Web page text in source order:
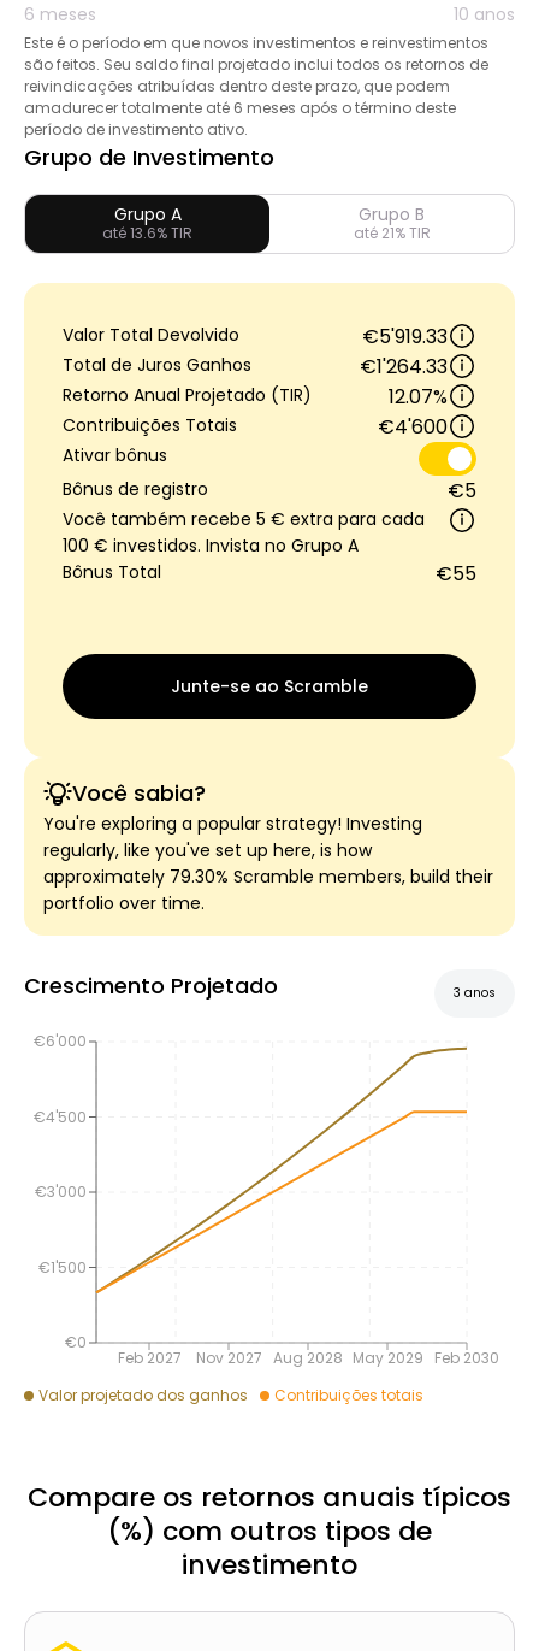
Ajuda
Minha Conta
Obter Financiamento
ask@scrambleup.com
6 meses 10 anos
Este é o período em que novos investimentos e reinvestimentos
são feitos. Seu saldo final projetado inclui todos os retornos de
reivindicações atribuídas dentro deste prazo, que podem
amadurecer totalmente até 6 meses após o término deste
período de investimento ativo.
Grupo de Investimento
Grupo A
até 13.6% TIR
Grupo B
até 21% TIR
Valor Total Devolvido €5'919.33
Total de Juros Ganhos €1'264.33
Retorno Anual Projetado (TIR) 12.07%
Contribuições Totais €4'600
Ativar bônus
Bônus de registro
€5
Você também recebe 5 € extra para cada
100 € investidos. Invista no Grupo A
Bônus Total
€55
Junte-se ao Scramble
Você sabia?
You're exploring a popular strategy! Investing
regularly, like you've set up here, is how
approximately 79.30% Scramble members, build their
portfolio over time.
Crescimento Projetado 3 anos
Feb 2027 Nov 2027 Aug 2028 May 2029 Feb 2030
€0
€1'500
€3'000
€4'500
€6'000
Valor projetado dos ganhos Contribuições totais
Compare os retornos anuais típicos
(%) com outros tipos de
investimento